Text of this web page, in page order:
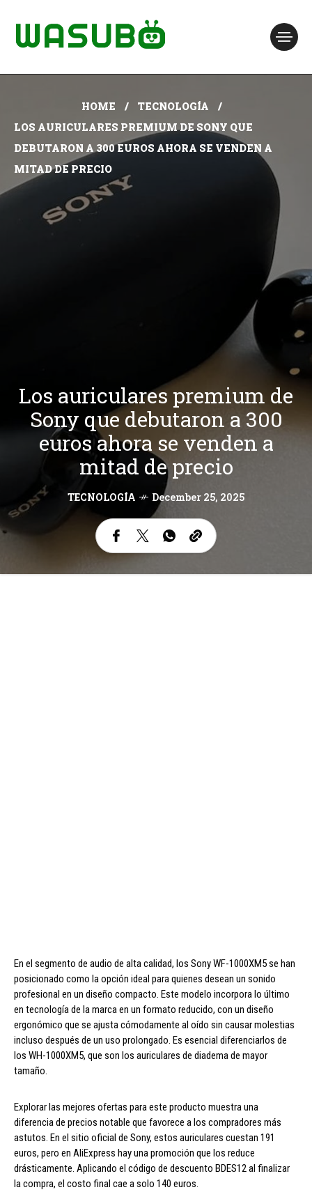
HOME
TECNOLOGÍA
LOS AURICULARES PREMIUM DE SONY QUE
DEBUTARON A 300 EUROS AHORA SE VENDEN A
MITAD DE PRECIO
Los auriculares premium de
Sony que debutaron a 300
euros ahora se venden a
mitad de precio
TECNOLOGÍA December 25, 2025
En el segmento de audio de alta calidad, los Sony WF-1000XM5 se han
posicionado como la opción ideal para quienes desean un sonido
profesional en un diseño compacto. Este modelo incorpora lo último
en tecnología de la marca en un formato reducido, con un diseño
ergonómico que se ajusta cómodamente al oído sin causar molestias
incluso después de un uso prolongado. Es esencial diferenciarlos de
los WH-1000XM5, que son los auriculares de diadema de mayor
tamaño.
Explorar las mejores ofertas para este producto muestra una
diferencia de precios notable que favorece a los compradores más
astutos. En el sitio oficial de Sony, estos auriculares cuestan 191
euros, pero en AliExpress hay una promoción que los reduce
drásticamente. Aplicando el código de descuento BDES12 al finalizar
la compra, el costo final cae a solo 140 euros.